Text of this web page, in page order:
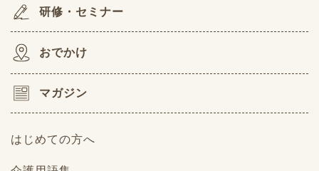
研修・セミナー
おでかけ
マガジン
はじめての方へ